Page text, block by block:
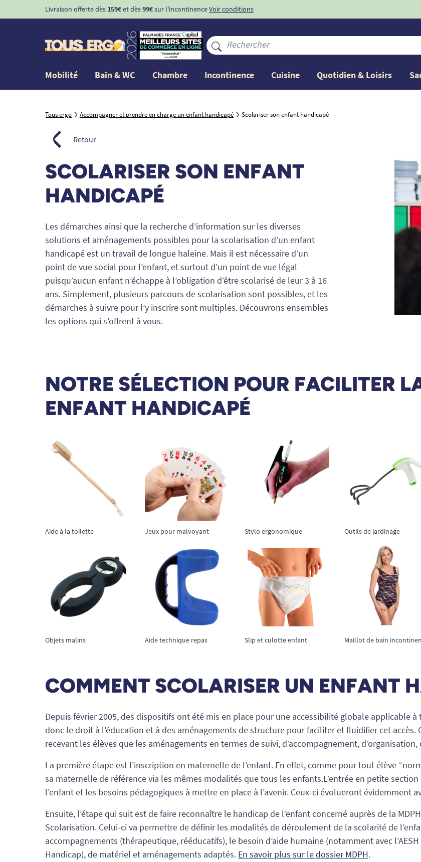
Livraison offerte dès 159€et dès99€sur l'incontinenceVoir conditions
Mobilité Bain & WC Chambre Incontinence Cuisine Quotidien & Loisirs
Tous ergo Accompagner et prendre en charge un enfant handicapé Scolariser son enfant handicapé
Retour
SCOLARISER SON ENFANT
HANDICAPÉ
Les démarches ainsi que la recherche d’information sur les diverses
solutions et aménagements possibles pour la scolarisation d’un enfant
handicapé est un travail de longue haleine. Mais il est nécessaire d’un
point de vue social pour l’enfant, et surtout d’un point de vue légal
puisqu’aucun enfant n’échappe à l’obligation d’être scolarisé de leur 3 à 16
ans. Simplement, plusieurs parcours de scolarisation sont possibles, et les
démarches à suivre pour l’y inscrire sont multiples. Découvrons ensembles
les options qui s’offrent à vous.
NOTRE SÉLECTION POUR FACILITER
ENFANT HANDICAPÉ
Aide à la toilette Jeux pour malvoyant Stylo ergonomique Outils de jardinage
Objets malins Aide technique repas Slip et culotte enfant Maillot de bain
COMMENT SCOLARISER UN ENFANT
Depuis février 2005, des dispositifs ont été mis en place pour une accessibilité globale applicable
donc le droit à l’éducation et à des aménagements de structure pour faciliter et fluidifier cet
recevant les élèves que les aménagements en termes de suivi, d’accompagnement, d’organisation,
La première étape est l’inscription en maternelle de l’enfant. En effet, comme pour tout élève
sa maternelle de référence via les mêmes modalités que tous les enfants.L’entrée en petite
l’enfant et les besoins pédagogiques à mettre en place à l’avenir. Ceux-ci évolueront évidemment
Ensuite, l’étape qui suit est de faire reconnaître le handicap de l’enfant concerné auprès de la
Scolarisation. Celui-ci va permettre de définir les modalités de déroulement de la scolarité de
accompagnements (thérapeutique, rééducatifs), le besoin d’aide humaine (notamment avec
Handicap), de matériel et aménagements adaptés. En savoir plus sur le dossier MDPH.